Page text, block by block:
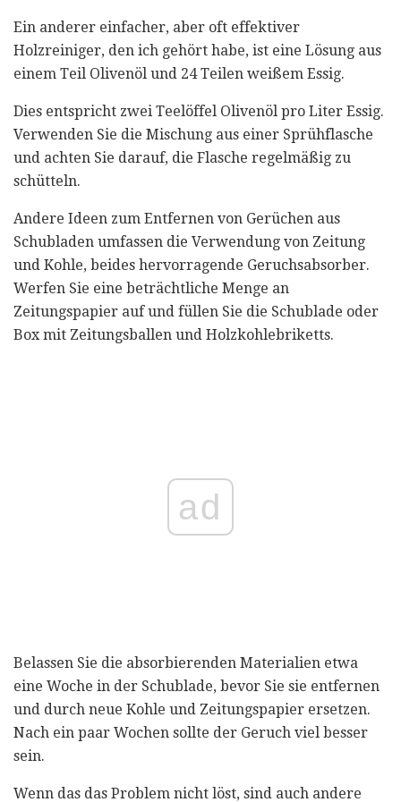
Ein anderer einfacher, aber oft effektiver
Holzreiniger, den ich gehört habe, ist eine Lösung aus
einem Teil Olivenöl und 24 Teilen weißem Essig.
Dies entspricht zwei Teelöffel Olivenöl pro Liter Essig.
Verwenden Sie die Mischung aus einer Sprühflasche
und achten Sie darauf, die Flasche regelmäßig zu
schütteln.
Andere Ideen zum Entfernen von Gerüchen aus
Schubladen umfassen die Verwendung von Zeitung
und Kohle, beides hervorragende Geruchsabsorber.
Werfen Sie eine beträchtliche Menge an
Zeitungspapier auf und füllen Sie die Schublade oder
Box mit Zeitungsballen und Holzkohlebriketts.
ad
Belassen Sie die absorbierenden Materialien etwa
eine Woche in der Schublade, bevor Sie sie entfernen
und durch neue Kohle und Zeitungspapier ersetzen.
Nach ein paar Wochen sollte der Geruch viel besser
sein.
Wenn das das Problem nicht löst, sind auch andere